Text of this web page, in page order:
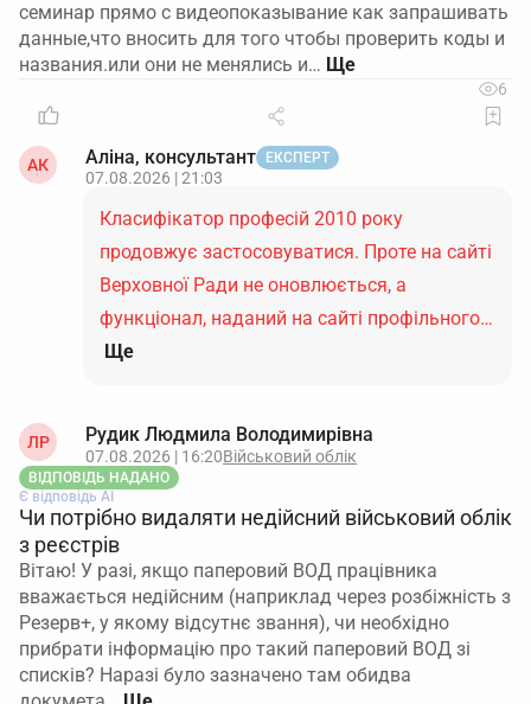
семинар прямо с видеопоказывание как запрашивать
данные,что вносить для того чтобы проверить коды и
названия.или они не менялись и…
6
АК Аліна, консультант ЕКСПЕРТ
07.08.2026 | 21:03
Класифікатор професій 2010 року
продовжує застосовуватися. Проте на сайті
Верховної Ради не оновлюється, а
функціонал, наданий на сайті профільного…
Ще
ЛР Рудик Людмила Володимирівна
07.08.2026 | 16:20Військовий облік
ВІДПОВІДЬ НАДАНО
Є відповідь АІ
Чи потрібно видаляти недійсний військовий облік
з реєстрів
Вітаю! У разі, якщо паперовий ВОД працівника
вважається недійсним (наприклад через розбіжність з
Резерв+, у якому відсутнє звання), чи необхідно
прибрати інформацію про такий паперовий ВОД зі
списків? Наразі було зазначено там обидва